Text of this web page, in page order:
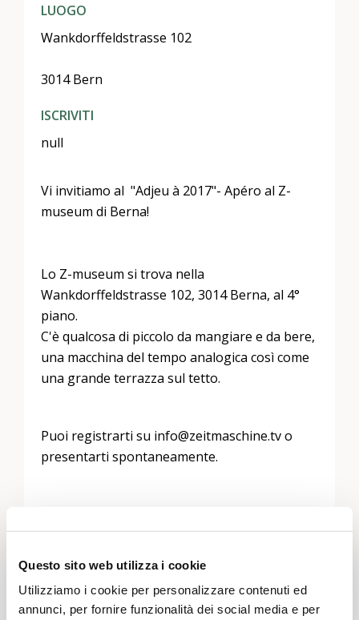
Questo sito web utilizza i cookie
Utilizziamo i cookie per personalizzare contenuti ed
annunci, per fornire funzionalità dei social media e per
LUOGO
Wankdorffeldstrasse 102
3014 Bern
ISCRIVITI
null
Vi invitiamo al "Adjeu à 2017"- Apéro al Z-
museum di Berna!
Lo Z-museum si trova nella
Wankdorffeldstrasse 102, 3014 Berna, al 4°
piano.
C'è qualcosa di piccolo da mangiare e da bere,
una macchina del tempo analogica così come
una grande terrazza sul tetto.
Puoi registrarti su info@zeitmaschine.tvo
presentarti spontaneamente.